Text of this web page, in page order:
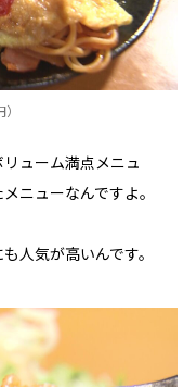
ューム満点メニュ
ニューなんですよ。
人気が高いんです。